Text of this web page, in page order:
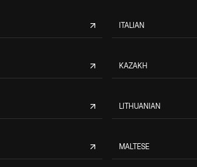
ITALIAN
KAZAKH
LITHUANIAN
MALTESE